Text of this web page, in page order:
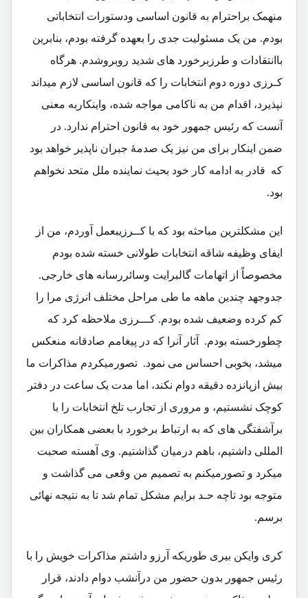
منهمک براحترام به قانون اساسی ودستورات انتخاباتی
بودم. من یک مسئولیت جدی را بعهده گرفته بودم، بنابرین
باانتقادات و طرزبرخورد های شدید روبروشدم. هرگاه
کـرزی دوره دوم انتخابات را که قانون اساسی لازم میداند
نپذیرد، اقدام من به ناکامی مواجه شده، واینکاربه معنی
آنست که رئیس جمهور خود به قانون احترام ندارد. در
ضمن اینکار برای من نیز یک صدمۀ جبران ناپذیر خواهد بود
که قادر به ادامه کار خود بحیث نماینده ملل متحد نخواهم
بود.
این مشکلترین مباحثه بود که با کــرزیبعمل آوردم، من از
ایفای وظیفه شاقه انتخابات طولانی خسته شده بودم
مخصوصاً از اتهامات گالبرایت وسائررسانه های خارجی.
جدوجهد چندین ماهه ما طی مراحل مختلف انرژی مرا را
کم کرده وضعیف شده بودم. کـــرزی ملاحظه کرد که
چطورخسته بودم. آثار آنرا که در پیغامم صادقانه منعکس
میشد، بخوبی احساس می نمود. تصورمیکردم مذاکرات ما
بیش ازپانزده دقیقه دوام نکند، اما مدت یک ساعت در دفتر
کوچک نشستیم، و مروری از تجارب تلخ انتخابات را با
برآشفتگی های که به ارتباط برخورد با بعضی همکاران بین
المللی داشتیم، باهم درمیان گذاشتیم. وی آهسته صحبت
میکرد و تصورمیکنم به تصمیم من وقعی می گذاشت و
متوجه بود تاچه حـد برایم مشکل تمام شد تا به نتیجه نهائی
برسم.
کری وایکن بیری طوریکه آرزو داشتم مذاکرات خویش را با
رئیس جمهور بدون حضور من درآنشب دوام دادند، قرار